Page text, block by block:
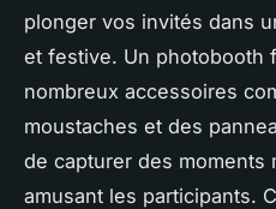
plonger vos invités dans
et festive. Un photobooth
nombreux accessoires
moustaches et des
de capturer des moments
amusant les participants.